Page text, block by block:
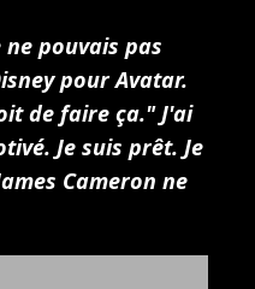
pouvais pas
pour Avatar.
de faire ça." J'ai
Je suis prêt. Je
Cameron ne